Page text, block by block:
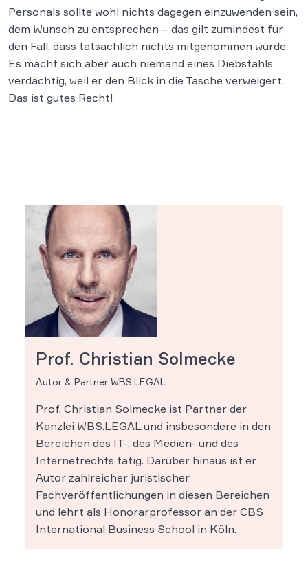
Personals sollte wohl nichts dagegen einzuwenden sein,
dem Wunsch zu entsprechen – das gilt zumindest für
den Fall, dass tatsächlich nichts mitgenommen wurde.
Es macht sich aber auch niemand eines Diebstahls
verdächtig, weil er den Blick in die Tasche verweigert.
Das ist gutes Recht!
Prof. Christian Solmecke
Autor & Partner WBS.LEGAL
Prof. Christian Solmecke ist Partner der
Kanzlei WBS.LEGAL und insbesondere in den
Bereichen des IT-, des Medien- und des
Internetrechts tätig. Darüber hinaus ist er
Autor zahlreicher juristischer
Fachveröffentlichungen in diesen Bereichen
und lehrt als Honorarprofessor an der CBS
International Business School in Köln.